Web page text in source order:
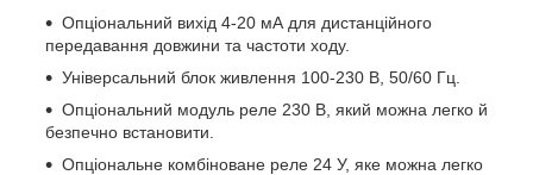
Опціональний вихід 4-20 мА для дистанційного
передавання довжини та частоти ходу.
Універсальний блок живлення 100-230 В, 50/60 Гц.
Опціональний модуль реле 230 В, який можна легко й
безпечно встановити.
Опціональне комбіноване реле 24 У, яке можна легко